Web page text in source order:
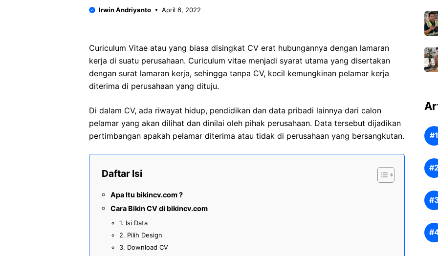
Irwin Andriyanto April 6, 2022
Curiculum Vitae atau yang biasa disingkat CV erat hubungannya dengan lamaran
kerja di suatu perusahaan. Curiculum vitae menjadi syarat utama yang disertakan
dengan surat lamaran kerja, sehingga tanpa CV, kecil kemungkinan pelamar kerja
diterima di perusahaan yang dituju.
Di dalam CV, ada riwayat hidup, pendidikan dan data pribadi lainnya dari calon
pelamar yang akan dilihat dan dinilai oleh pihak perusahaan. Data tersebut dijadikan
pertimbangan apakah pelamar diterima atau tidak di perusahaan yang bersangkutan.
Daftar Isi
Apa Itu bikincv.com ?
Cara Bikin CV di bikincv.com
1. Isi Data
2. Pilih Design
3. Download CV